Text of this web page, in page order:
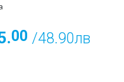
00 /48.90лв